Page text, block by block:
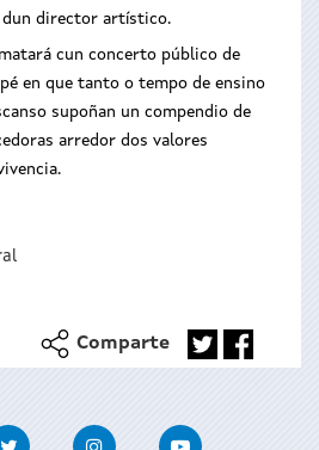
director artístico.
cun concerto público de
en que tanto o tempo de ensino
supoñan un compendio de
arredor dos valores
Comparte
Twitter InstagramYoutube